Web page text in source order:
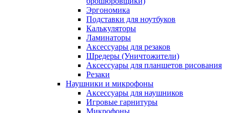
Эргономика
Подставки для ноутбуков
Калькуляторы
Ламинаторы
Аксессуары для резаков
Шредеры (Уничтожители)
Аксессуары для планшетов рисования
Резаки
Наушники и микрофоны
Аксессуары для наушников
Игровые гарнитуры
Микрофоны